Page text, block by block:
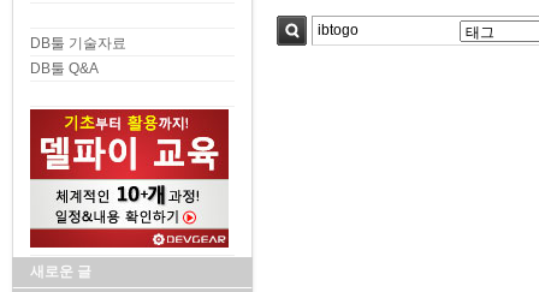
DB툴 기술자료
DB툴 Q&A
새로운 글